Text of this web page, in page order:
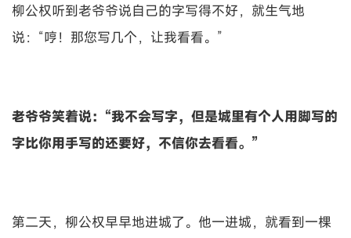
柳公权听到老爷爷说自己的字写得不好，就生气地
说：“哼！那您写几个，让我看看。”
老爷爷笑着说：“我不会写字，但是城里有个人用脚写的
字比你用手写的还要好，不信你去看看。”
第二天，柳公权早早地进城了。他一进城，就看到一棵